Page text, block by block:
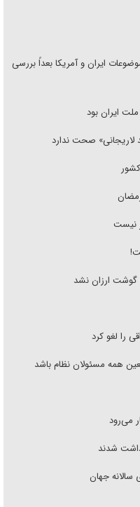
ایران و آمریکا بعداً بررسی
ایران بود
لاریجانی» صحت ندارد
نیست
را لغو کرد
همه مسئولان نظام باشد
می‌رود
جهان